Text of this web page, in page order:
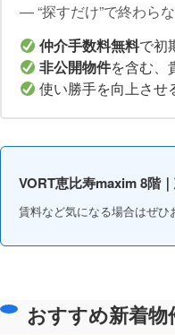
― “探すだけ”で終わら
仲介手数料無料で初
非公開物件を含む、
使い勝手を向上させ
VORT恵比寿maxim 8階
賃料など気になる場合はぜ
おすすめ新着